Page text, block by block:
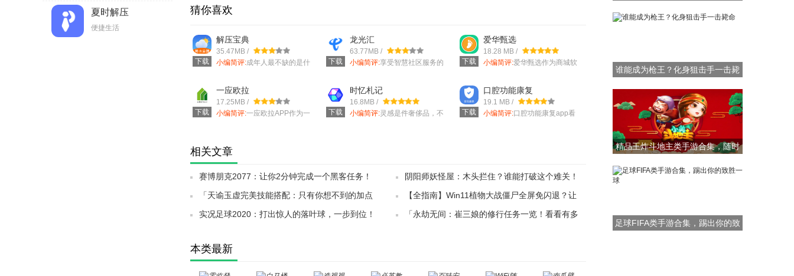
夏时解压
便捷生活
猜你喜欢
下载
解压宝典
35.47MB /
小编简评:成年人最不缺的是什
下载
龙光汇
63.77MB /
小编简评:享受智慧社区服务的
下载
爱华甄选
18.28 MB /
小编简评:爱华甄选作为商城软
下载
一应欧拉
17.25MB /
小编简评:一应欧拉APP作为一
下载
时忆札记
16.8MB /
小编简评:灵感是件奢侈品，不
下载
口腔功能康复
19.1 MB /
小编简评:口腔功能康复app看
相关文章
赛博朋克2077：让你2分钟完成一个黑客任务！
你敢尝试吗？
阴阳师妖怪屋：木头拦住？谁能打破这个难关！
「天谕玉虚完美技能搭配：只有你想不到的加点
推荐！」
【全指南】Win11植物大战僵尸全屏免闪退？让
你攻略植物大战僵尸！
实况足球2020：打出惊人的落叶球，一步到位！ 「永劫无间：崔三娘的修行任务一览！看看有多
本类最新
谁能成为枪王？化身狙击手一击毙
精品王炸斗地主类手游合集，随时
足球FIFA类手游合集，踢出你的致